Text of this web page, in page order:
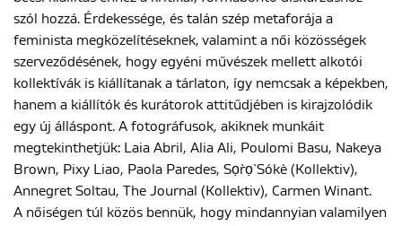
szól hozzá. Érdekessége, és talán szép metaforája a
feminista megközelítéseknek, valamint a női közösségek
szerveződésének, hogy egyéni művészek mellett alkotói
kollektívák is kiállítanak a tárlaton, így nemcsak a képekben,
hanem a kiállítók és kurátorok attitűdjében is kirajzolódik
egy új álláspont. A fotográfusok, akiknek munkáit
megtekinthetjük: Laia Abril, Alia Ali, Poulomi Basu, Nakeya
Brown, Pixy Liao, Paola Paredes, Sọr̀ọ ̀Sókè (Kollektiv),
Annegret Soltau, The Journal (Kollektiv), Carmen Winant.
A nőiségen túl közös bennük, hogy mindannyian valamilyen